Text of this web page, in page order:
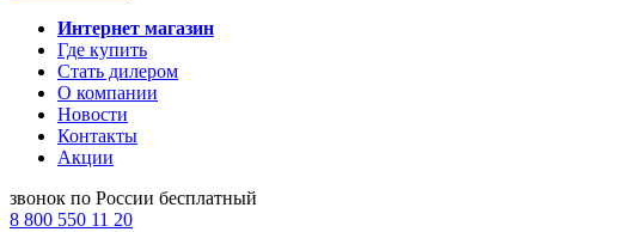
Интернет магазин
Где купить
Стать дилером
О компании
Новости
Контакты
Акции
звонок по России бесплатный
8 800 550 11 20